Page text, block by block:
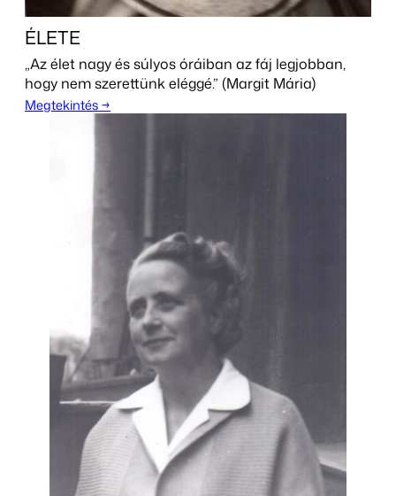
ÉLETE
„Az élet nagy és súlyos óráiban az fáj legjobban,
hogy nem szerettünk eléggé.” (Margit Mária)
Megtekintés →